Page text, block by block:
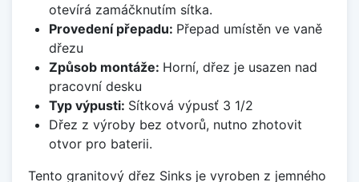
otevírá zamáčknutím sítka.
Provedení přepadu: Přepad umístěn ve vaně
dřezu
Způsob montáže: Horní, dřez je usazen nad
pracovní desku
Typ výpusti: Sítková výpusť 3 1/2
Dřez z výroby bez otvorů, nutno zhotovit
otvor pro baterii.
Tento granitový dřez Sinks je vyroben z jemného